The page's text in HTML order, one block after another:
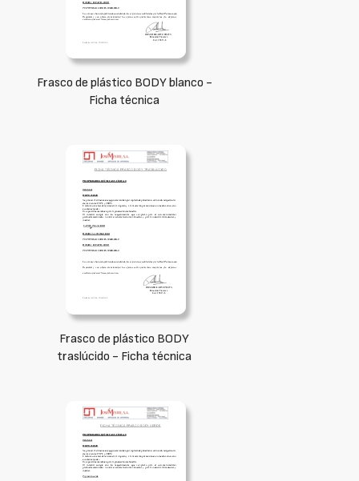
Frasco de plástico BODY blanco -
Ficha técnica
Frasco de plástico BODY
traslúcido - Ficha técnica